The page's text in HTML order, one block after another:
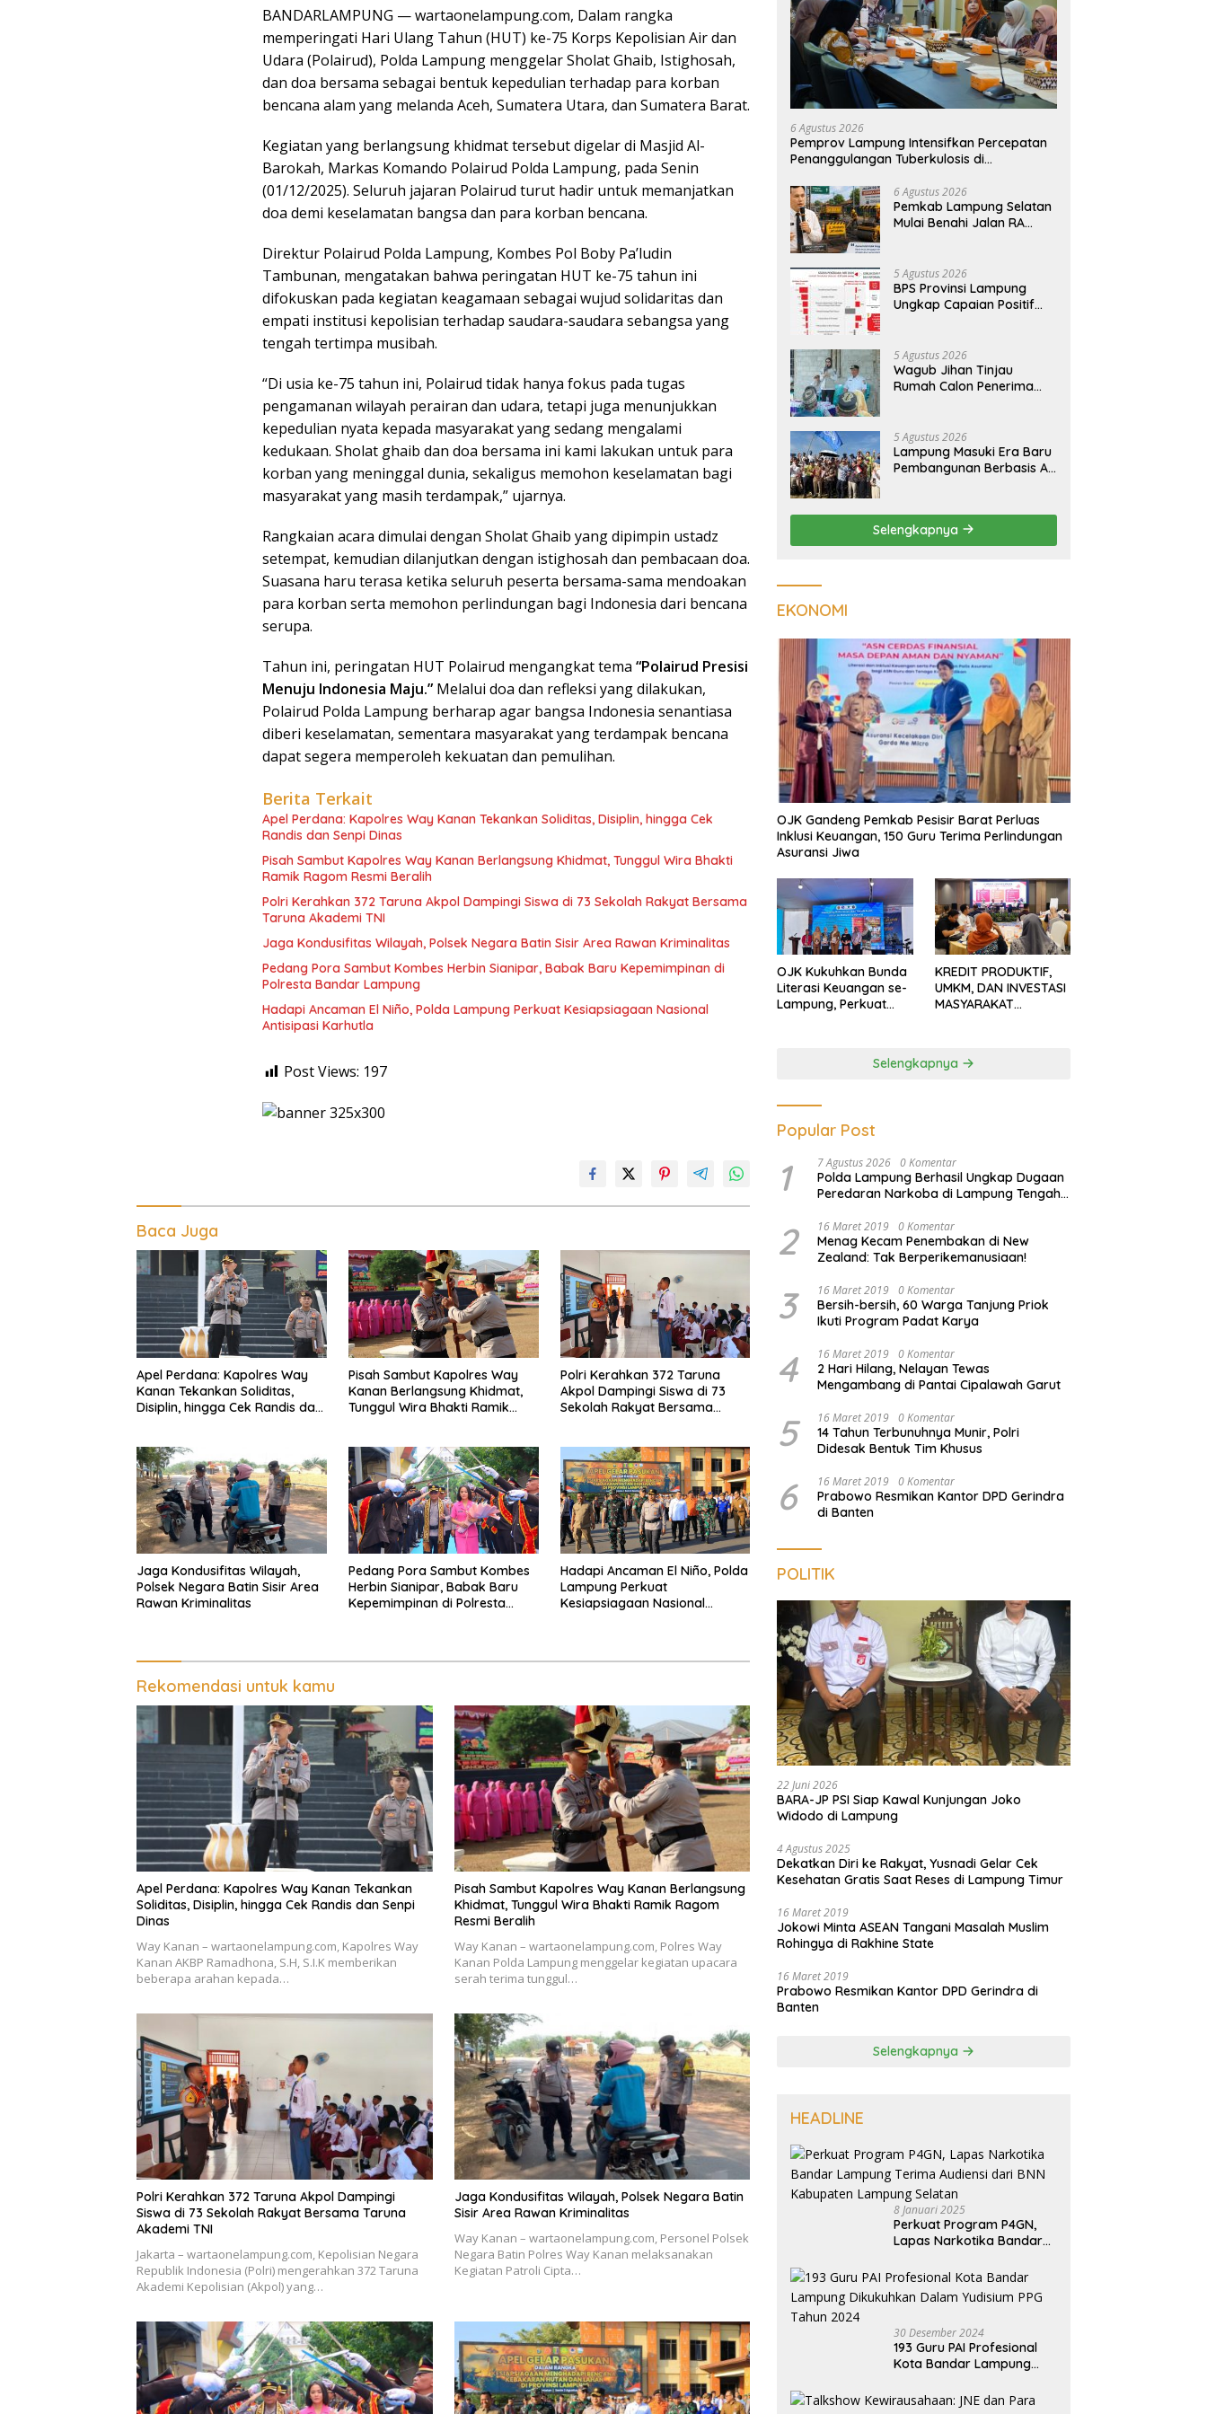
BANDARLAMPUNG — wartaonelampung.com, Dalam rangka
memperingati Hari Ulang Tahun (HUT) ke-75 Korps Kepolisian Air dan
Udara (Polairud), Polda Lampung menggelar Sholat Ghaib, Istighosah,
dan doa bersama sebagai bentuk kepedulian terhadap para korban
bencana alam yang melanda Aceh, Sumatera Utara, dan Sumatera Barat.
Kegiatan yang berlangsung khidmat tersebut digelar di Masjid Al-
Barokah, Markas Komando Polairud Polda Lampung, pada Senin
(01/12/2025). Seluruh jajaran Polairud turut hadir untuk memanjatkan
doa demi keselamatan bangsa dan para korban bencana.
Direktur Polairud Polda Lampung, Kombes Pol Boby Pa’ludin
Tambunan, mengatakan bahwa peringatan HUT ke-75 tahun ini
difokuskan pada kegiatan keagamaan sebagai wujud solidaritas dan
empati institusi kepolisian terhadap saudara-saudara sebangsa yang
tengah tertimpa musibah.
“Di usia ke-75 tahun ini, Polairud tidak hanya fokus pada tugas
pengamanan wilayah perairan dan udara, tetapi juga menunjukkan
kepedulian nyata kepada masyarakat yang sedang mengalami
kedukaan. Sholat ghaib dan doa bersama ini kami lakukan untuk para
korban yang meninggal dunia, sekaligus memohon keselamatan bagi
masyarakat yang masih terdampak,” ujarnya.
Rangkaian acara dimulai dengan Sholat Ghaib yang dipimpin ustadz
setempat, kemudian dilanjutkan dengan istighosah dan pembacaan doa.
Suasana haru terasa ketika seluruh peserta bersama-sama mendoakan
para korban serta memohon perlindungan bagi Indonesia dari bencana
serupa.
Tahun ini, peringatan HUT Polairud mengangkat tema “Polairud Presisi
Menuju Indonesia Maju.” Melalui doa dan refleksi yang dilakukan,
Polairud Polda Lampung berharap agar bangsa Indonesia senantiasa
diberi keselamatan, sementara masyarakat yang terdampak bencana
dapat segera memperoleh kekuatan dan pemulihan.
Berita Terkait
Apel Perdana: Kapolres Way Kanan Tekankan Soliditas, Disiplin, hingga Cek
Randis dan Senpi Dinas
Pisah Sambut Kapolres Way Kanan Berlangsung Khidmat, Tunggul Wira Bhakti
Ramik Ragom Resmi Beralih
Polri Kerahkan 372 Taruna Akpol Dampingi Siswa di 73 Sekolah Rakyat Bersama
Taruna Akademi TNI
Jaga Kondusifitas Wilayah, Polsek Negara Batin Sisir Area Rawan Kriminalitas
Pedang Pora Sambut Kombes Herbin Sianipar, Babak Baru Kepemimpinan di
Polresta Bandar Lampung
Hadapi Ancaman El Niño, Polda Lampung Perkuat Kesiapsiagaan Nasional
Antisipasi Karhutla
Post Views: 197
Baca Juga
Apel Perdana: Kapolres Way
Kanan Tekankan Soliditas,
Disiplin, hingga Cek Randis dan
Pisah Sambut Kapolres Way
Kanan Berlangsung Khidmat,
Tunggul Wira Bhakti Ramik
Polri Kerahkan 372 Taruna
Akpol Dampingi Siswa di 73
Sekolah Rakyat Bersama
Jaga Kondusifitas Wilayah,
Polsek Negara Batin Sisir Area
Rawan Kriminalitas
Pedang Pora Sambut Kombes
Herbin Sianipar, Babak Baru
Kepemimpinan di Polresta
Hadapi Ancaman El Niño, Polda
Lampung Perkuat
Kesiapsiagaan Nasional
Rekomendasi untuk kamu
Apel Perdana: Kapolres Way Kanan Tekankan
Soliditas, Disiplin, hingga Cek Randis dan Senpi
Dinas
Way Kanan – wartaonelampung.com, Kapolres Way
Kanan AKBP Ramadhona, S.H, S.I.K memberikan
beberapa arahan kepada…
Pisah Sambut Kapolres Way Kanan Berlangsung
Khidmat, Tunggul Wira Bhakti Ramik Ragom
Resmi Beralih
Way Kanan – wartaonelampung.com, Polres Way
Kanan Polda Lampung menggelar kegiatan upacara
serah terima tunggul…
Polri Kerahkan 372 Taruna Akpol Dampingi
Siswa di 73 Sekolah Rakyat Bersama Taruna
Akademi TNI
Jakarta – wartaonelampung.com, Kepolisian Negara
Republik Indonesia (Polri) mengerahkan 372 Taruna
Akademi Kepolisian (Akpol) yang…
Jaga Kondusifitas Wilayah, Polsek Negara Batin
Sisir Area Rawan Kriminalitas
Way Kanan – wartaonelampung.com, Personel Polsek
Negara Batin Polres Way Kanan melaksanakan
Kegiatan Patroli Cipta…
6 Agustus 2026
Pemprov Lampung Intensifkan Percepatan
Penanggulangan Tuberkulosis di
6 Agustus 2026
Pemkab Lampung Selatan
Mulai Benahi Jalan RA
Demi Keselamatan
Pengguna Jalan
5 Agustus 2026
BPS Provinsi Lampung
Ungkap Capaian Positif
Ekonomi Terus Tumbuh
5 Agustus 2026
Wagub Jihan Tinjau
Rumah Calon Penerima
dan Serap Aspirasi
Masyarakat
5 Agustus 2026
Lampung Masuki Era Baru
Pembangunan Berbasis AI,
Mengorbit
Selengkapnya
EKONOMI
OJK Gandeng Pemkab Pesisir Barat Perluas
Inklusi Keuangan, 150 Guru Terima Perlindungan
Asuransi Jiwa
OJK Kukuhkan Bunda
Literasi Keuangan se-
Lampung, Perkuat
KREDIT PRODUKTIF,
UMKM, DAN INVESTASI
MASYARAKAT
Selengkapnya
Popular Post
1 7 Agustus 2026 0 Komentar
Polda Lampung Berhasil Ungkap Dugaan
Peredaran Narkoba di Lampung Tengah,
2 16 Maret 2019 0 Komentar
Menag Kecam Penembakan di New
Zealand: Tak Berperikemanusiaan!
3 16 Maret 2019 0 Komentar
Bersih-bersih, 60 Warga Tanjung Priok
Ikuti Program Padat Karya
4 16 Maret 2019 0 Komentar
2 Hari Hilang, Nelayan Tewas
Mengambang di Pantai Cipalawah Garut
5 16 Maret 2019 0 Komentar
14 Tahun Terbunuhnya Munir, Polri
Didesak Bentuk Tim Khusus
6 16 Maret 2019 0 Komentar
Prabowo Resmikan Kantor DPD Gerindra
di Banten
POLITIK
22 Juni 2026
BARA-JP PSI Siap Kawal Kunjungan Joko
Widodo di Lampung
4 Agustus 2025
Dekatkan Diri ke Rakyat, Yusnadi Gelar Cek
Kesehatan Gratis Saat Reses di Lampung Timur
16 Maret 2019
Jokowi Minta ASEAN Tangani Masalah Muslim
Rohingya di Rakhine State
16 Maret 2019
Prabowo Resmikan Kantor DPD Gerindra di
Banten
Selengkapnya
HEADLINE
8 Januari 2025
Perkuat Program P4GN,
Lapas Narkotika Bandar
dari BNN Kabupaten
Lampung Selatan
30 Desember 2024
193 Guru PAI Profesional
Kota Bandar Lampung
Yudisium PPG Tahun 2024